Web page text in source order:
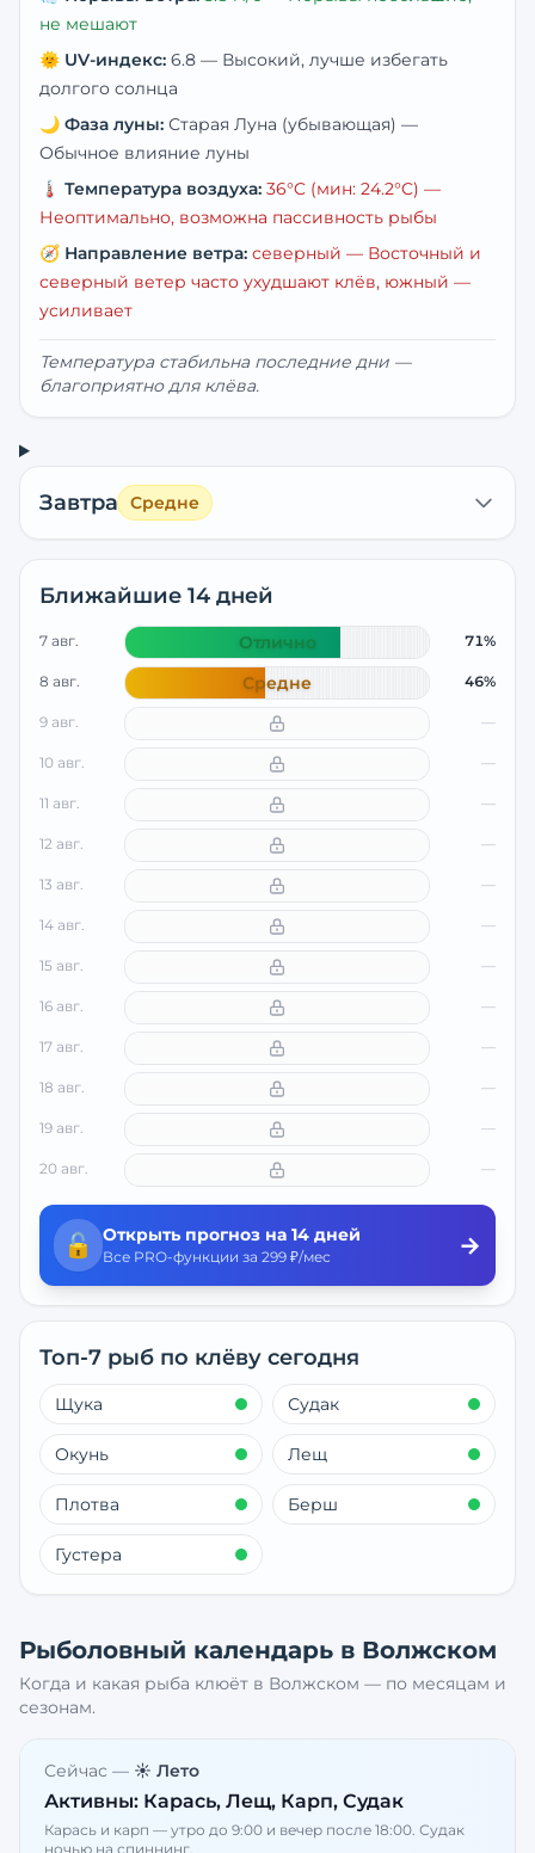
не мешают
🌞 UV-индекс: 6.8 — Высокий, лучше избегать
долгого солнца
🌙 Фаза луны: Старая Луна (убывающая) —
Обычное влияние луны
🌡️ Температура воздуха: 36°C (мин: 24.2°C) —
Неоптимально, возможна пассивность рыбы
🧭 Направление ветра: северный — Восточный и
северный ветер часто ухудшают клёв, южный —
усиливает
Температура стабильна последние дни —
благоприятно для клёва.
Завтра Средне
Ближайшие 14 дней
7 авг. Отлично 71%
8 авг. Средне 46%
9 авг. —
10 авг. —
11 авг. —
12 авг. —
13 авг. —
14 авг. —
15 авг. —
16 авг. —
17 авг. —
18 авг. —
19 авг. —
20 авг. —
🔓 Открыть прогноз на 14 дней
Все PRO-функции за 299 ₽/мес →
Топ-7 рыб по клёву сегодня
Щука Судак
Окунь Лещ
Плотва Берш
Густера
Рыболовный календарь в Волжском
Когда и какая рыба клюёт в Волжском — по месяцам и
сезонам.
Сейчас — ☀️ Лето
Активны: Карась, Лещ, Карп, Судак
Карась и карп — утро до 9:00 и вечер после 18:00. Судак
ночью на спиннинг.